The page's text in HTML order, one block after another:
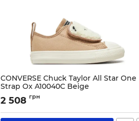
CONVERSE Chuck Taylor All Star One
Strap Ox A10040C Beige
Артикул: 0000304943102-21
2 508 грн